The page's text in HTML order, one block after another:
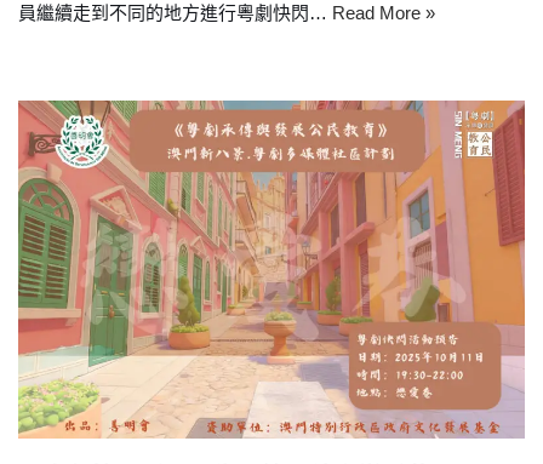
員繼續走到不同的地方進行粵劇快閃… Read More »